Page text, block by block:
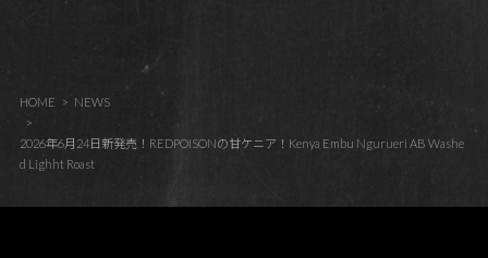
HOME NEWS
2026年6月24日新発売！REDPOISONの甘ケニア！Kenya Embu Ngurueri AB Washe
d Lighht Roast